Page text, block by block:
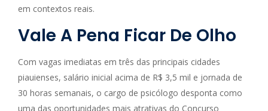
em contextos reais.
Vale A Pena Ficar De Olho
Com vagas imediatas em três das principais cidades
piauienses, salário inicial acima de R$ 3,5 mil e jornada de
30 horas semanais, o cargo de psicólogo desponta como
uma das oportunidades mais atrativas do Concurso